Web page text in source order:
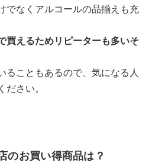
でなくアルコールの品揃えも充
買えるためリピーターも多いそ
ることもあるので、気になる人
さい。
のお買い得商品は？